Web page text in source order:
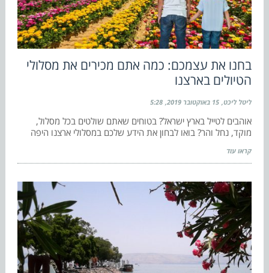
בחנו את עצמכם: כמה אתם מכירים את מסלולי
הטיולים בארצנו
ליטל ליכט 15 באוקטובר 2019 5:28
אוהבים לטייל בארץ ישראל? בטוחים שאתם שולטים בכל מסלול,
מוקד, נחל והר? בואו לבחון את הידע שלכם במסלולי ארצנו היפה
קראו עוד